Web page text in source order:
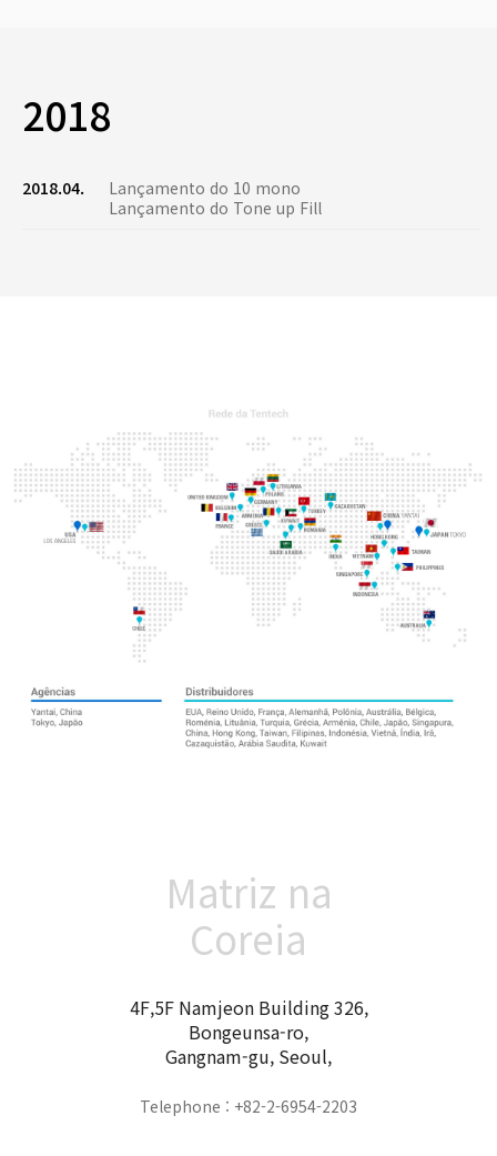
2018
2018.04.
Lançamento do 10 mono
Lançamento do Tone up Fill
Matriz na
Coreia
4F,5F Namjeon Building 326,
Bongeunsa-ro,
Gangnam-gu, Seoul,
Telephone : +82-2-6954-2203